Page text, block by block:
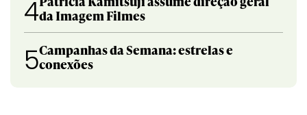
4da Imagem Filmes
5Campanhas da Semana: estrelas e
conexões